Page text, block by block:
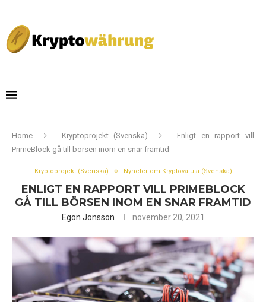
Home Kryptoprojekt (Svenska)
Enligt en rapport vill
PrimeBlock gå till börsen inom en snar framtid
Kryptoprojekt (Svenska) Nyheter om Kryptovaluta (Svenska)
ENLIGT EN RAPPORT VILL PRIMEBLOCK
GÅ TILL BÖRSEN INOM EN SNAR FRAMTID
Egon Jonsson november 20, 2021